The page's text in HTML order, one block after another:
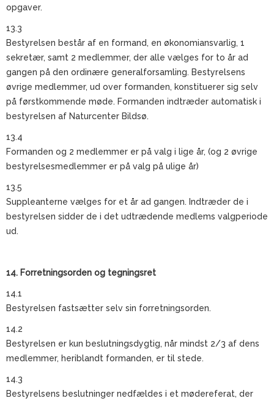
opgaver.
13.3
Bestyrelsen består af en formand, en økonomiansvarlig, 1
sekretær, samt 2 medlemmer, der alle vælges for to år ad
gangen på den ordinære generalforsamling. Bestyrelsens
øvrige medlemmer, ud over formanden, konstituerer sig selv
på førstkommende møde. Formanden indtræder automatisk i
bestyrelsen af Naturcenter Bildsø.
13.4
Formanden og 2 medlemmer er på valg i lige år, (og 2 øvrige
bestyrelsesmedlemmer er på valg på ulige år)
13.5
Suppleanterne vælges for et år ad gangen. Indtræder de i
bestyrelsen sidder de i det udtrædende medlems valgperiode
ud.
14. Forretningsorden og tegningsret
14.1
Bestyrelsen fastsætter selv sin forretningsorden.
14.2
Bestyrelsen er kun beslutningsdygtig, når mindst 2/3 af dens
medlemmer, heriblandt formanden, er til stede.
14.3
Bestyrelsens beslutninger nedfældes i et mødereferat, der